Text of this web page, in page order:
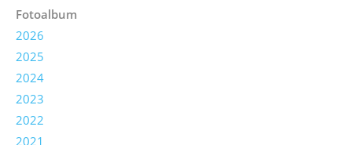
Fotoalbum
2026
2025
2024
2023
2022
2021